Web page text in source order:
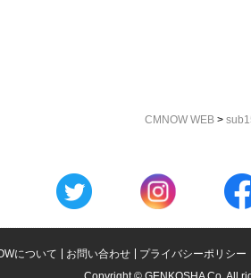
CMNOW WEB>
について お問い合わせ プライバシーポリシー